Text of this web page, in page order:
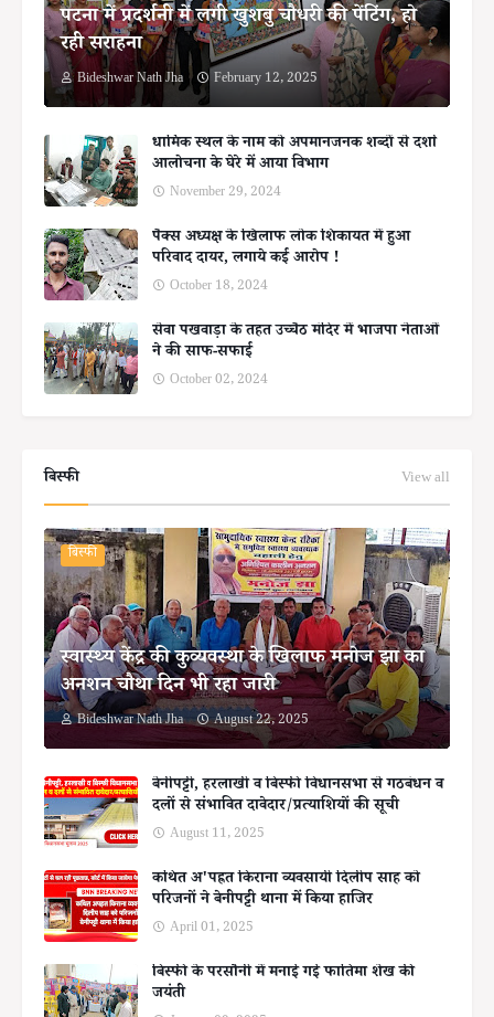
पटना में प्रदर्शनी में लगी खुशबु चौधरी की पेंटिंग, हो
रही सराहना
Bideshwar Nath Jha February 12, 2025
धार्मिक स्थल के नाम को अपमानजनक शब्दों से दर्शा
आलोचना के घेरे में आया विभाग
November 29, 2024
पैक्स अध्यक्ष के खिलाफ लोक शिकायत में हुआ
परिवाद दायर, लगाये कई आरोप !
October 18, 2024
सेवा पखवाड़ा के तहत उच्चैठ मंदिर में भाजपा नेताओं
ने की साफ-सफाई
October 02, 2024
बिस्फी View all
बिस्फी
स्वास्थ्य केंद्र की कुव्यवस्था के खिलाफ मनोज झा का
अनशन चौथा दिन भी रहा जारी
Bideshwar Nath Jha August 22, 2025
बेनीपट्टी, हरलाखी व बिस्फी विधानसभा से गठबंधन व
दलों से संभावित दावेदार/प्रत्याशियों की सूची
August 11, 2025
कथित अ'पह्रत किराना व्यवसायी दिलीप साह को
परिजनों ने बेनीपट्टी थाना में किया हाजिर
April 01, 2025
बिस्फी के परसौनी में मनाई गई फातिमा शेख की
जयंती